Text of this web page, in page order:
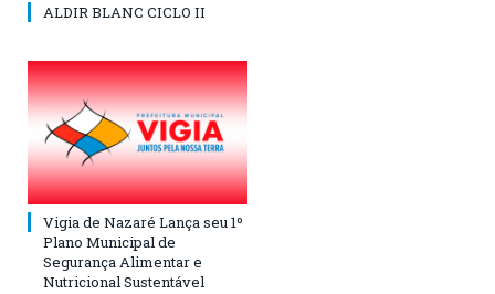
ALDIR BLANC CICLO II
Vigia de Nazaré Lança seu 1º
Plano Municipal de
Segurança Alimentar e
Nutricional Sustentável